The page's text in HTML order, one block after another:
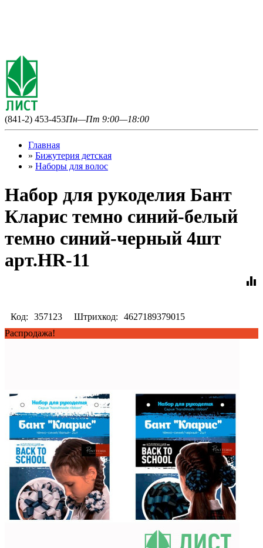
(841-2) 453-453Пн—Пт 9:00—18:00
Главная
» Бижутерия детская
» Наборы для волос
Набор для рукоделия Бант
Кларис темно синий-белый
темно синий-черный 4шт
арт.HR-11
equalizer
Код: 357123 Штрихкод:
4627189379015
Распродажа!